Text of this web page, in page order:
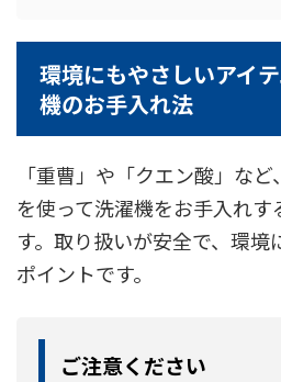
環境にもやさしいアイ
機のお手入れ法
「重曹」や「クエン酸」な
を使って洗濯機をお手入れす
す。取り扱いが安全で、環
ポイントです。
ご注意ください